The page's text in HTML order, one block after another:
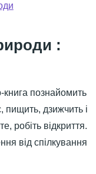
:
познайомить
пищить, дзижчить і
робіть відкриття.
від спілкування